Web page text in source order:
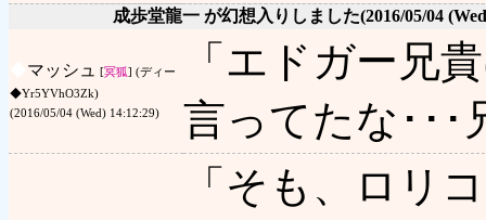
成歩堂龍一 が幻想入りしました(2016/05/04
マッシュ [冥狐] (ディー
◆Yr5YVhO3Zk)
(2016/05/04 (Wed) 14:12:29)
「エドガー兄
言ってたな･･･
「そも、ロリ